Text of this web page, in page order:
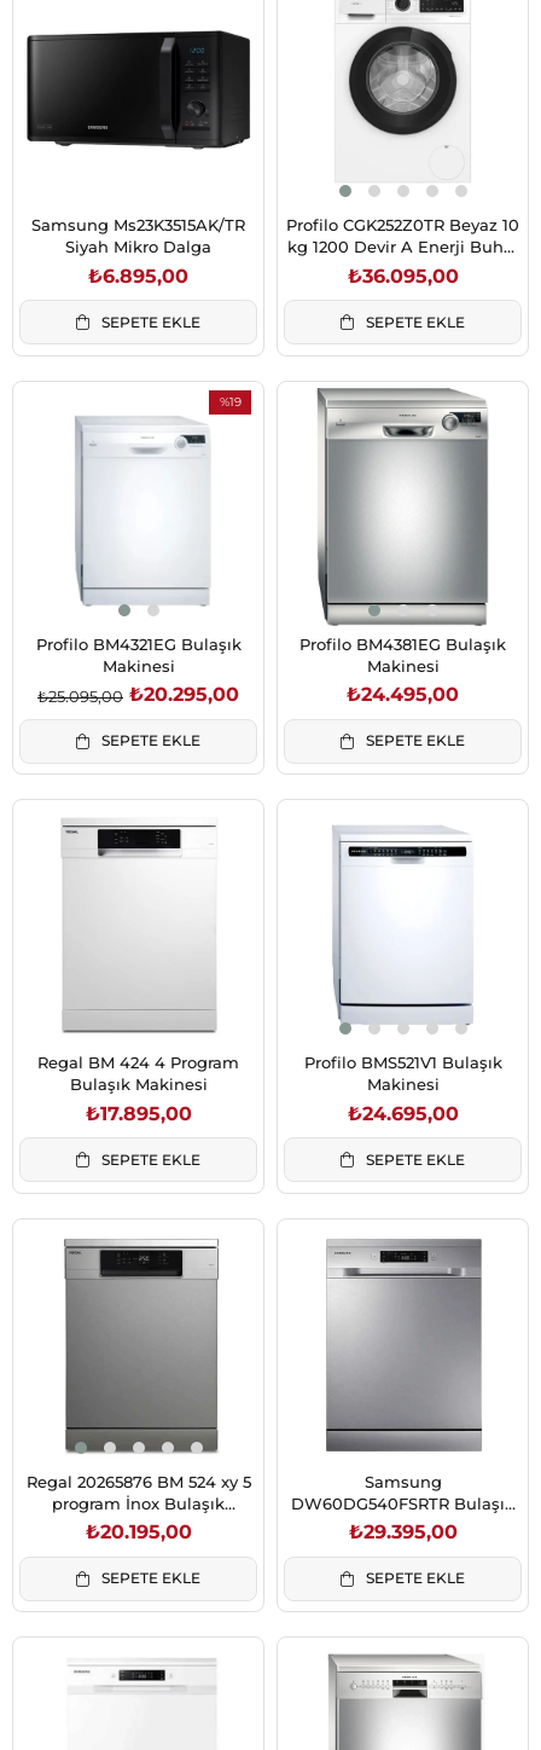
Samsung Ms23K3515AK/TR
Siyah Mikro Dalga
₺6.895,00
SEPETE EKLE
Profilo CGK252Z0TR Beyaz 10
kg 1200 Devir A Enerji Buhar
destekli Leke Uzmanı
Çamaşır Makinesi
₺36.095,00
SEPETE EKLE
%19
Profilo BM4321EG Bulaşık
Makinesi
₺20.295,00
₺25.095,00
SEPETE EKLE
Profilo BM4381EG Bulaşık
Makinesi
₺24.495,00
SEPETE EKLE
Regal BM 424 4 Program
Bulaşık Makinesi
₺17.895,00
SEPETE EKLE
Profilo BMS521V1 Bulaşık
Makinesi
₺24.695,00
SEPETE EKLE
Regal 20265876 BM 524 xy 5
program İnox Bulaşık
Makinesi
₺20.195,00
SEPETE EKLE
Samsung
DW60DG540FSRTR Bulaşık
Makinesi 8806095533681
₺29.395,00
SEPETE EKLE